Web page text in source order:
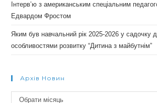
Інтерв’ю з американським спеціальним
Едвардом Фростом
Яким був навчальний рік 2025-2026 у садочку
особливостями розвитку “Дитина з майбутнім”
Архів Новин
Архів
Обрати місяць